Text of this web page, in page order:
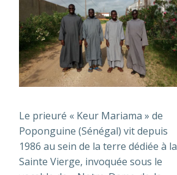
Le prieuré « Keur Mariama » de
Poponguine (Sénégal) vit depuis
1986 au sein de la terre dédiée à la
Sainte Vierge, invoquée sous le